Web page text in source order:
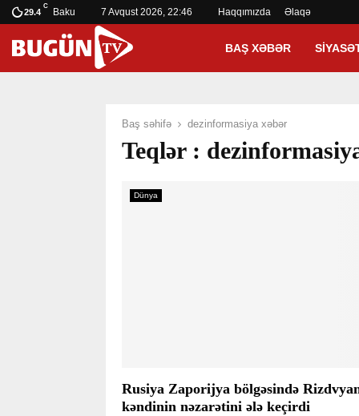
29.4
C
Baku 7 Avqust 2026, 22:46 Haqqımızda Əlaqə
BAŞ XƏBƏR
Baş səhifə dezinformasiya xəbər
Teqlər :
Dünya
Rusiya Zaporijya bölgəsində
kəndinin nəzarətini ələ keçirdi